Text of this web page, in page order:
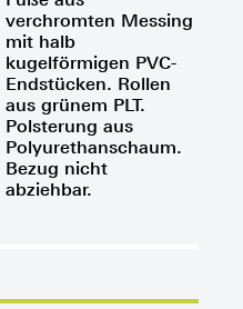
verchromten Messing
mit halb
kugelförmigen PVC-
Endstücken. Rollen
aus grünem PLT.
Polsterung aus
Polyurethanschaum.
Bezug nicht
abziehbar.